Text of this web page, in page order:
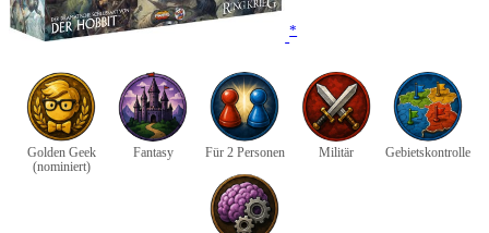
*
Golden Geek
(nominiert)
Fantasy Für 2 Personen Militär Gebietskontrolle